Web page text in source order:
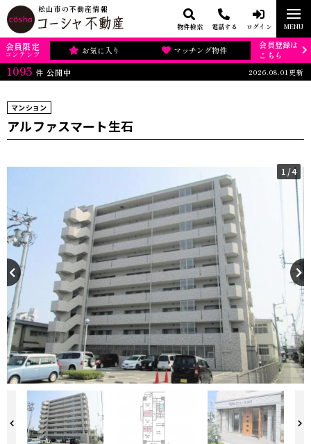
松山市の不動産情報
物件検索 電話する ログイン MENU
会員限定
コンテンツ お気に入り マッチング物件
会員登録は
こちら
1095 件 公開中 2026.08.01更新
マンション
アルファスマート生石
1 /4